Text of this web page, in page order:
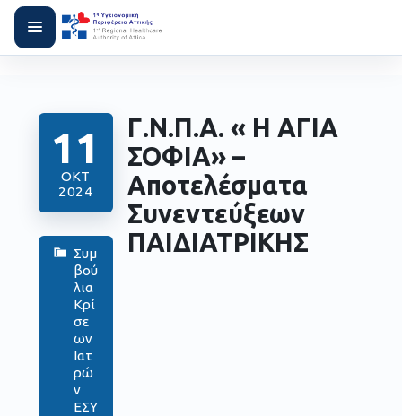
11
ΟΚΤ
2024
Συμ
βού
λια
Κρί
σε
ων
Ιατ
ρώ
ν
ΕΣΥ
Γ.Ν.Π.Α. « Η ΑΓΙΑ
ΣΟΦΙΑ» –
Αποτελέσματα
Συνεντεύξεων
ΠΑΙΔΙΑΤΡΙΚΗΣ